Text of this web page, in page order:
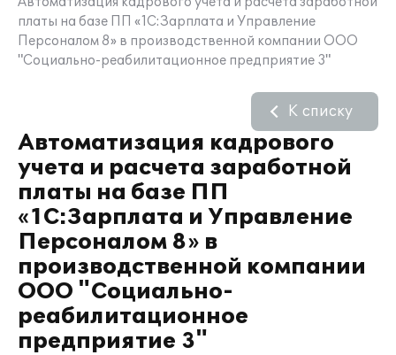
платы на базе ПП «1С:Зарплата и Управление
Персоналом 8» в производственной компании ООО
"Социально-реабилитационное предприятие 3"
Автоматизация кадрового
учета и расчета заработной
платы на базе ПП
«1С:Зарплата и Управление
Персоналом 8» в
производственной компании
ООО "Социально-
реабилитационное
предприятие 3"
К списку